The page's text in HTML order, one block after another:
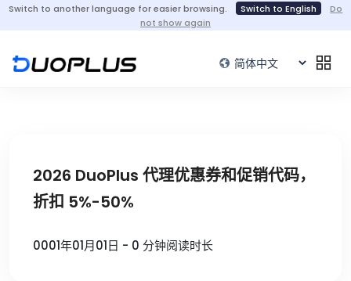
Switch to another language for easier browsing. Switch to English
Do
not show again
2026 DuoPlus 代理优惠券和促销代码，
折扣 5%-50%
0001年01月01日 - 0 分钟阅读时长